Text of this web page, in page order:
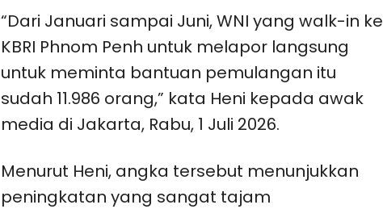
“Dari Januari sampai Juni, WNI yang walk-in ke
KBRI Phnom Penh untuk melapor langsung
untuk meminta bantuan pemulangan itu
sudah 11.986 orang,” kata Heni kepada awak
media di Jakarta, Rabu, 1 Juli 2026.
Menurut Heni, angka tersebut menunjukkan
peningkatan yang sangat tajam